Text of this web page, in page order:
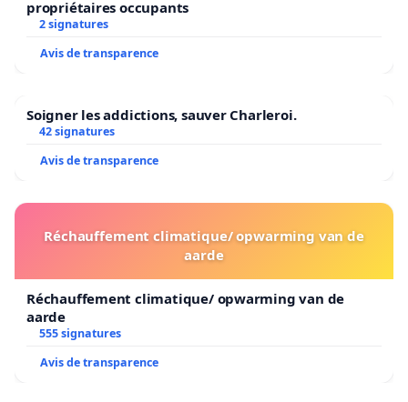
propriétaires occupants
2 signatures
Avis de transparence
Soigner les addictions, sauver Charleroi.
42 signatures
Avis de transparence
Réchauffement climatique/ opwarming van de
aarde
Réchauffement climatique/ opwarming van de
aarde
555 signatures
Avis de transparence